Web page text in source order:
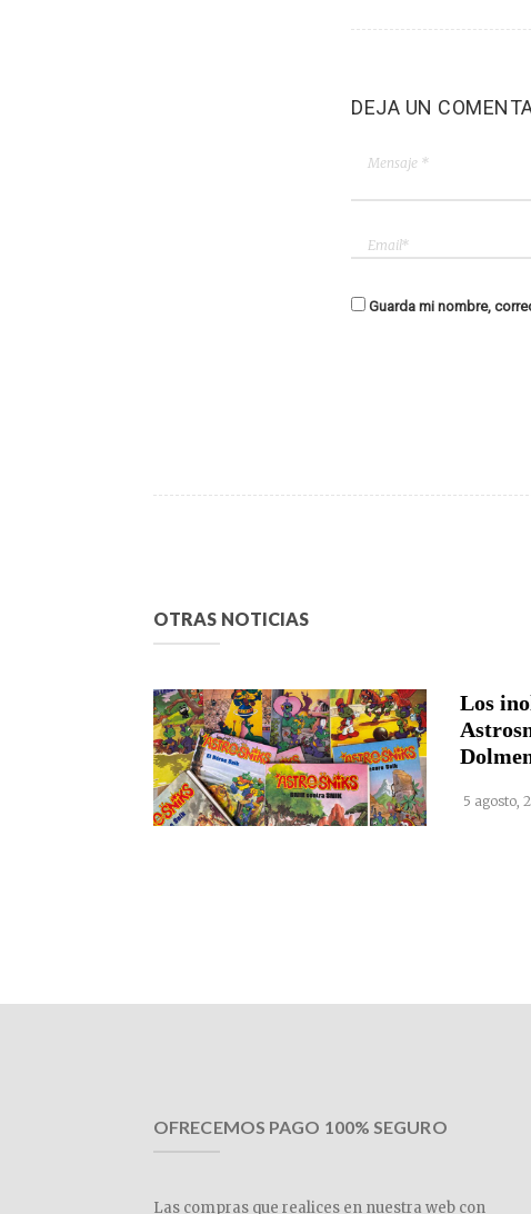
DEJA UN
Guarda mi nombre,
OTRAS NOTICIAS
Los
5 agosto,
OFRECEMOS PAGO 100% SEGURO
Las compras que realices en nuestra web con